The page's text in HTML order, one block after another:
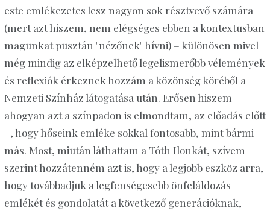
este emlékezetes lesz nagyon sok résztvevő számára
(mert azt hiszem, nem elégséges ebben a kontextusban
magunkat pusztán "nézőnek" hívni) – különösen mivel
még mindig az elképzelhető legelismerőbb vélemények
és reflexiók érkeznek hozzám a közönség köréből a
Nemzeti Színház látogatása után. Erősen hiszem –
ahogyan azt a színpadon is elmondtam, az előadás előtt
–, hogy hőseink emléke sokkal fontosabb, mint bármi
más. Most, miután láthattam a Tóth Ilonkát, szívem
szerint hozzátenném azt is, hogy a legjobb eszköz arra,
hogy továbbadjuk a legfenségesebb önfeláldozás
emlékét és gondolatát a következő generációknak,